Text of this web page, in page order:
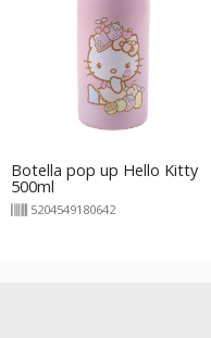
Botella pop up Hello Kitty
500ml
5204549180642